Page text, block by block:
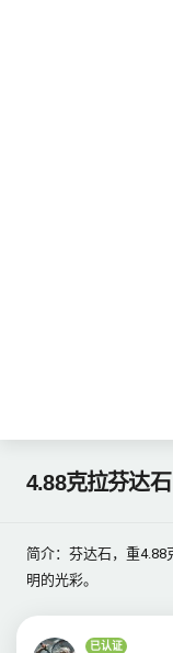
4.88克拉芬达石
简介：芬达石，重
明的光彩。
已认证